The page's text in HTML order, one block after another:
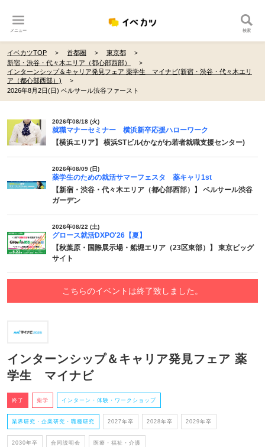
メニュー 検索
イベカツTOP 首都圏
東京都
新宿・渋谷・代々木エリア（都心部西部）
インターンシップ＆キャリア発見フェア 薬学生 マイナビ(新宿・渋谷・代々木エリ
ア（都心部西部）)
2026年8月2日(日) ベルサール渋谷ファースト
2026年08/18 (火)
就職マナーセミナー 横浜新卒応援ハローワーク
【横浜エリア】 横浜STビル(かながわ若者就職支援センター)
2026年08/09 (日)
薬学生のための就活サマーフェスタ 薬キャリ1st
【新宿・渋谷・代々木エリア（都心部西部）】 ベルサール渋谷
ガーデン
2026年08/22 (土)
グロース就活DXPO'26【夏】
【秋葉原・国際展示場・船堀エリア（23区東部）】 東京ビッグ
サイト
こちらのイベントは終了致しました。
インターンシップ＆キャリア発見フェア 薬
学生 マイナビ
終了 薬学 インターン・体験・ワークショップ
業界研究・企業研究・職種研究 2027年卒 2028年卒 2029年卒
2030年卒 合同説明会 医療・福祉・介護